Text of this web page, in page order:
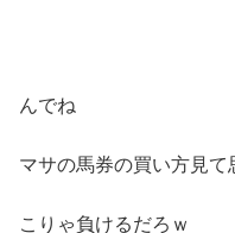
んでね
マサの馬券の買い方見て
こりゃ負けるだろｗ